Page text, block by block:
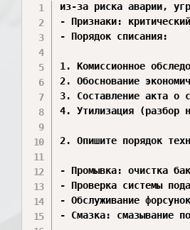
из-за риска аварии,
- Признаки:
- Порядок списания:
1. Комиссионное
2. Обоснование
3. Составление акта о
4. Утилизация (разбор
2. Опишите порядок
- Промывка: очистка
- Проверка системы
- Обслуживание
- Смазка: смазывание